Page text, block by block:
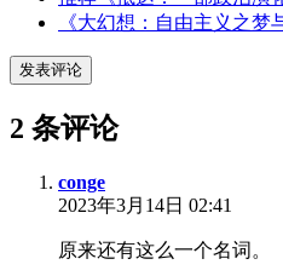
《大幻想：自由主义之
发表评论
2 条评论
conge
2023年3月14日 02:41
原来还有这么一个名词。